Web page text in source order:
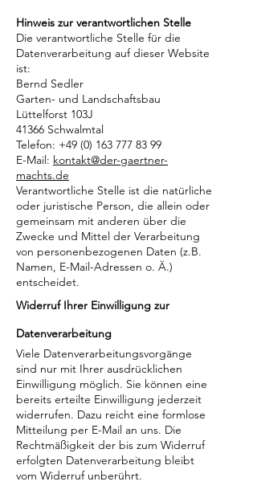
Hinweis zur verantwortlichen Stelle
Die verantwortliche Stelle für die
Datenverarbeitung auf dieser Website
ist:
Bernd Sedler
Garten- und Landschaftsbau
Lüttelforst 103J
41366 Schwalmtal
Telefon: +49 (0) 163 777 83 99
E-Mail: kontakt@der-gaertner-
machts.de
Verantwortliche Stelle ist die natürliche
oder juristische Person, die allein oder
gemeinsam mit anderen über die
Zwecke und Mittel der Verarbeitung
von personenbezogenen Daten (z.B.
Namen, E-Mail-Adressen o. Ä.)
entscheidet.
Widerruf Ihrer Einwilligung zur
Datenverarbeitung
Viele Datenverarbeitungsvorgänge
sind nur mit Ihrer ausdrücklichen
Einwilligung möglich. Sie können eine
bereits erteilte Einwilligung jederzeit
widerrufen. Dazu reicht eine formlose
Mitteilung per E-Mail an uns. Die
Rechtmäßigkeit der bis zum Widerruf
erfolgten Datenverarbeitung bleibt
vom Widerruf unberührt.